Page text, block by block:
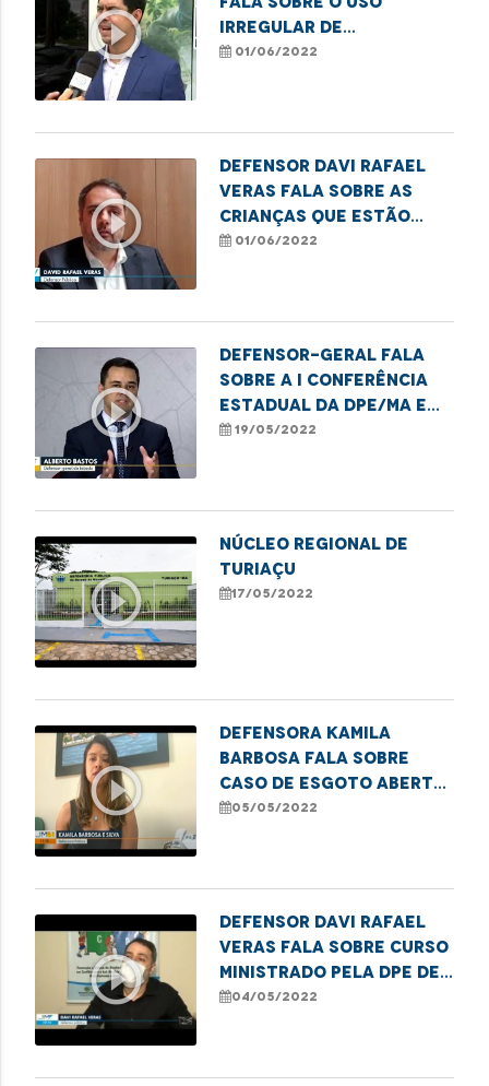
play_circle_outline
irregular de
agrotóxicos no
01/06/2022
play_circle_outline
Defensor Davi Rafael
Veras fala sobre as
crianças que estão
enfrentando
01/06/2022
play_circle_outline
Defensor-geral fala
sobre a I Conferência
Estadual da DPE/MA e
destaca avanços e
19/05/2022
play_circle_outline
NÚCLEO REGIONAL DE
TURIAÇU
17/05/2022
play_circle_outline
Defensora Kamila
Barbosa fala sobre
caso de esgoto aberto
em São Luís e explica
vias públicas em bom
05/05/2022
play_circle_outline
Defensor Davi Rafael
Veras fala sobre curso
ministrado pela DPE de
proteção de estupro
04/05/2022